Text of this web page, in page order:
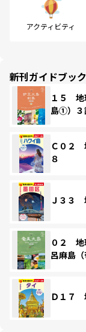
アクティビティ
新刊ガイドブック
１５ 地
島①）３
Ｃ０２
８
Ｊ３３
０２
呂麻島
Ｄ１７